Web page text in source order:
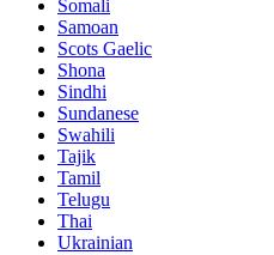
Somali
Samoan
Scots Gaelic
Shona
Sindhi
Sundanese
Swahili
Tajik
Tamil
Telugu
Thai
Ukrainian